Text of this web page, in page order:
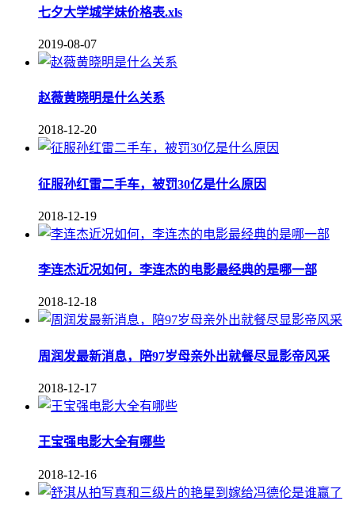
七夕大学城学妹价格表.xls
2019-08-07
赵薇黄晓明是什么关系
2018-12-20
征服孙红雷二手车，被罚30亿是什么原因
2018-12-19
李连杰近况如何，李连杰的电影最经典的是哪一部
2018-12-18
周润发最新消息，陪97岁母亲外出就餐尽显影帝风采
2018-12-17
王宝强电影大全有哪些
2018-12-16